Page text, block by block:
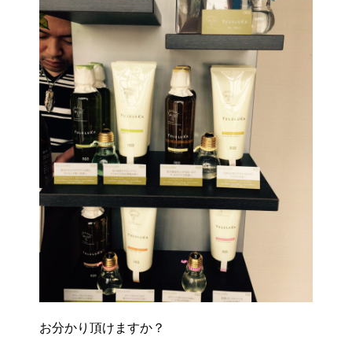
お分かり頂けますか？